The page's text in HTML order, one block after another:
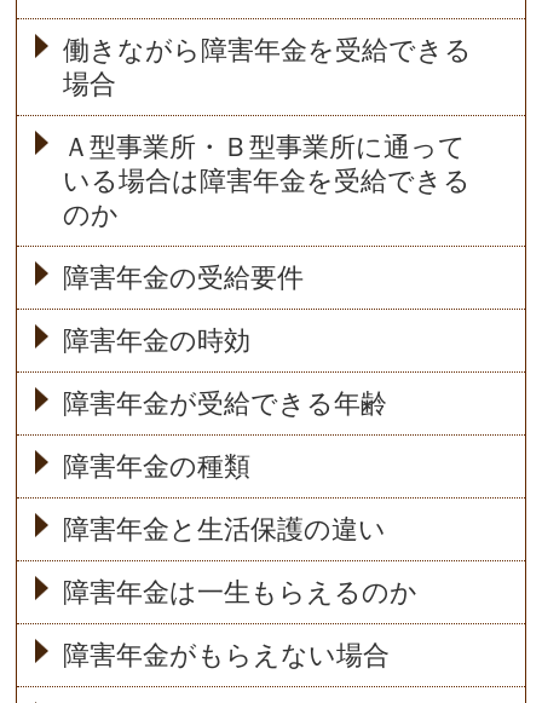
働きながら障害年金を受給できる
場合
Ａ型事業所・Ｂ型事業所に通って
いる場合は障害年金を受給できる
のか
障害年金の受給要件
障害年金の時効
障害年金が受給できる年齢
障害年金の種類
障害年金と生活保護の違い
障害年金は一生もらえるのか
障害年金がもらえない場合